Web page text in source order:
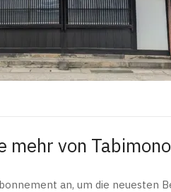
mehr von
an, um die neuesten